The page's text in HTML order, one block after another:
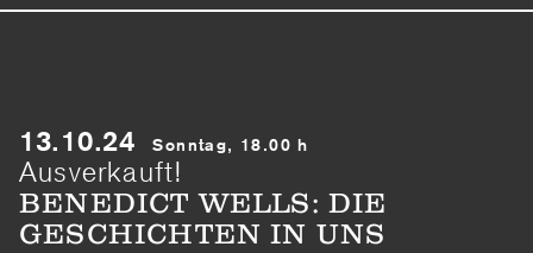
13.10.24 Sonntag, 18.00 h
Ausverkauft!
BENEDICT WELLS: DIE
GESCHICHTEN IN UNS